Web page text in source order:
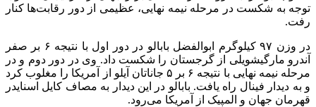
توجه به شکست در مرحله نیمه نهایی، عظیمی از دور رقابت‌ها کنار
رفت.
در وزن ۹۷ کیلوگرم ابوالفضل بابالو در دور اول با نتیجه ۶ بر صفر
آندرو مارگیشویلی از گرجستان را شکست داد. وی در دور دوم و در
مرحله نیمه نهایی با نتیجه ۶ بر ۵ جاناتان آیلو از آمریکا را مغلوب کرد
و به دیدار فینال راه یافت. بابالو در این دیدار به مصاف کایل اسنایدر
قهرمان جهان و المپیک از آمریکا می‌رود.